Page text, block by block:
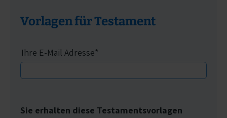
Vorlagen für Testament
Ihre E-Mail Adresse*
Sie erhalten diese Testamentsvorlagen